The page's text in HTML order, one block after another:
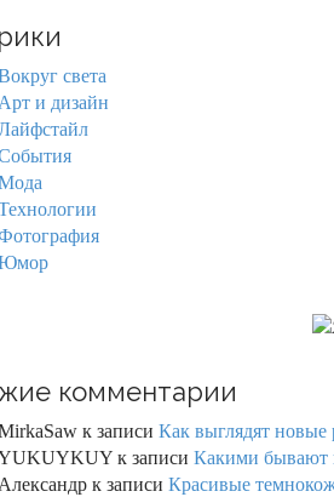
света
Арт и дизайн
комментарии
к записи Как выглядят новые
к записи Какими бывают
Александр к записи Красивые